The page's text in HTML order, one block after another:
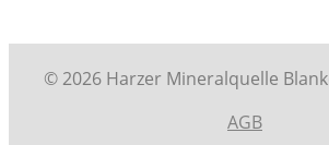
© 2026 Harzer Mineralquelle
AGB